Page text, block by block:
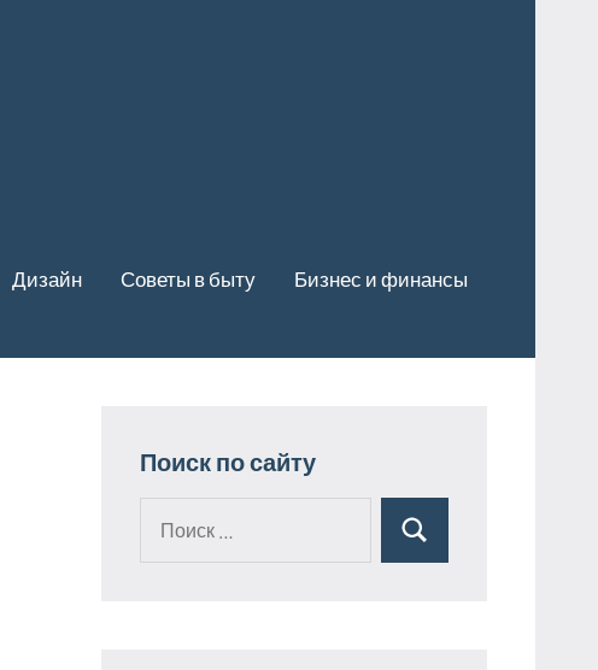
Дизайн Советы в быту Бизнес и финансы
Поиск по сайту
Поиск